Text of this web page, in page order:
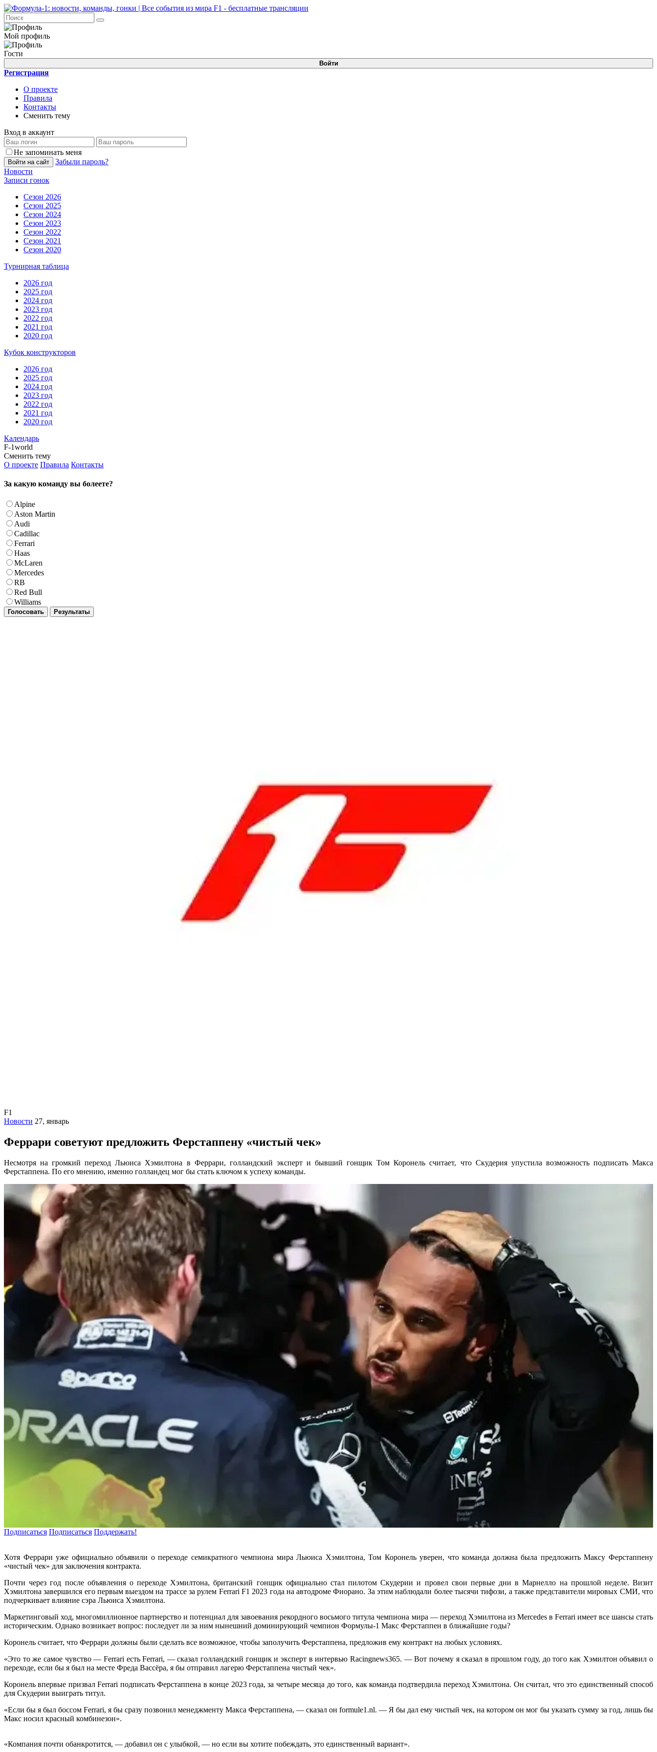
Мой профиль
Гости
Войти
Регистрация
О проекте
Правила
Контакты
Сменить тему
Вход в аккаунт
Не запоминать меня
Войти на сайт
Забыли пароль?
Новости
Записи гонок
Сезон 2026
Сезон 2025
Сезон 2024
Сезон 2023
Сезон 2022
Сезон 2021
Сезон 2020
Турнирная таблица
2026 год
2025 год
2024 год
2023 год
2022 год
2021 год
2020 год
Кубок конструкторов
2026 год
2025 год
2024 год
2023 год
2022 год
2021 год
2020 год
Календарь
F-1world
Сменить тему
О проекте Правила Контакты
За какую команду вы болеете?
Alpine
Aston Martin
Audi
Cadillac
Ferrari
Haas
McLaren
Mercedes
RB
Red Bull
Williams
Голосовать Результаты
F1
Новости 27, январь
Феррари советуют предложить Ферстаппену «чистый чек»
Несмотря на громкий переход Льюиса Хэмилтона в Феррари, голландский эксперт и бывший гонщик Том Коронель считает, что Скудерия упустила возможность подписать Макса
Ферстаппена. По его мнению, именно голландец мог бы стать ключом к успеху команды.
Подписаться Подписаться Поддержать!
Хотя Феррари уже официально объявили о переходе семикратного чемпиона мира Льюиса Хэмилтона, Том Коронель уверен, что команда должна была предложить Максу Ферстаппену
«чистый чек» для заключения контракта.
Почти через год после объявления о переходе Хэмилтона, британский гонщик официально стал пилотом Скудерии и провел свои первые дни в Марнелло на прошлой неделе. Визит
Хэмилтона завершился его первым выездом на трассе за рулем Ferrari F1 2023 года на автодроме Фиорано. За этим наблюдали более тысячи тифози, а также представители мировых СМИ, что
подчеркивает влияние сэра Льюиса Хэмилтона.
Маркетинговый ход, многомиллионное партнерство и потенциал для завоевания рекордного восьмого титула чемпиона мира — переход Хэмилтона из Mercedes в Ferrari имеет все шансы стать
историческим. Однако возникает вопрос: последует ли за ним нынешний доминирующий чемпион Формулы-1 Макс Ферстаппен в ближайшие годы?
Коронель считает, что Феррари должны были сделать все возможное, чтобы заполучить Ферстаппена, предложив ему контракт на любых условиях.
«Это то же самое чувство — Ferrari есть Ferrari, — сказал голландский гонщик и эксперт в интервью Racingnews365. — Вот почему я сказал в прошлом году, до того как Хэмилтон объявил о
переходе, если бы я был на месте Фреда Вассёра, я бы отправил лагерю Ферстаппена чистый чек».
Коронель впервые призвал Ferrari подписать Ферстаппена в конце 2023 года, за четыре месяца до того, как команда подтвердила переход Хэмилтона. Он считал, что это единственный способ
для Скудерии выиграть титул.
«Если бы я был боссом Ferrari, я бы сразу позвонил менеджменту Макса Ферстаппена, — сказал он formule1.nl. — Я бы дал ему чистый чек, на котором он мог бы указать сумму за год, лишь бы
Макс носил красный комбинезон».
«Компания почти обанкротится, — добавил он с улыбкой, — но если вы хотите побеждать, это единственный вариант».